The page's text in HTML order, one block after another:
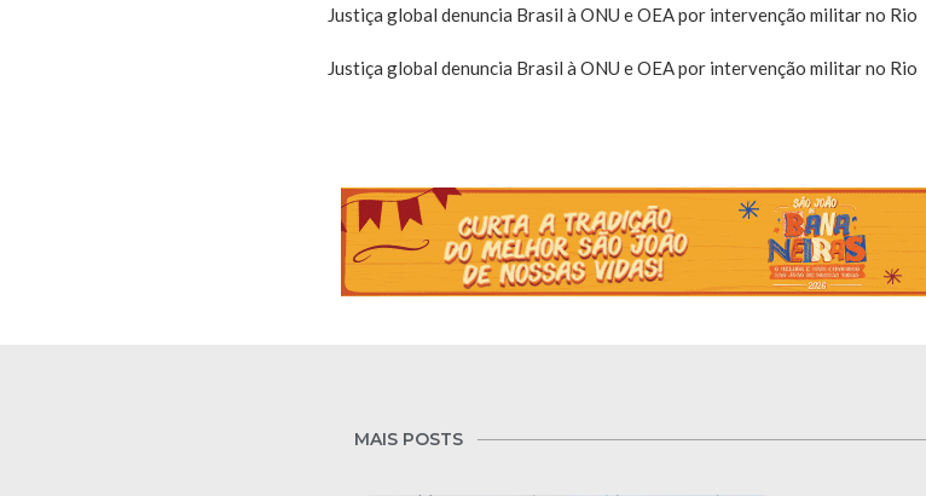
Justiça global denuncia Brasil à ONU e OEA por intervenção militar no Rio
Justiça global denuncia Brasil à ONU e OEA por intervenção militar no Rio
MAIS POSTS